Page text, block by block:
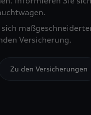
Versicherung.
Zu den Versicherungen